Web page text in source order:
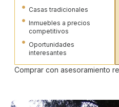
Casas tradicionales
Inmuebles a precios
competitivos
Oportunidades
interesantes
Comprar con asesoramiento